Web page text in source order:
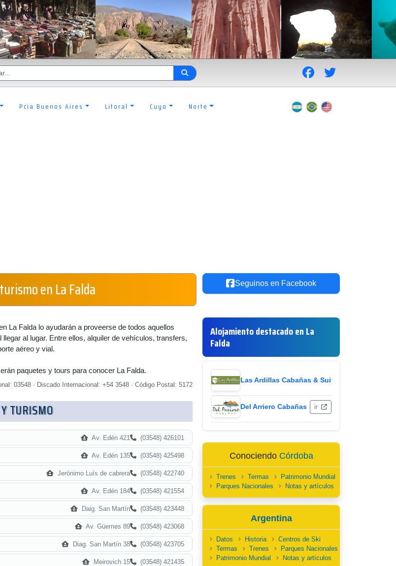
Pcia Buenos Aires Litoral Cuyo Norte
en La Falda
La Falda lo ayudarán a proveerse de todos aquellos
al lugar. Entre ellos, alquiler de vehículos, transfers,
aéreo y vial.
paquetes y tours para conocer La Falda.
03548 · Discado Internacional: +54 3548 · Código Postal: 5172
TURISMO
Av. Edén 421 (03548) 426101
Av. Edén 135 (03548) 425498
Jerónimo Luís de cabrera (03548) 422740
Av. Edén 184 (03548) 421554
Daig. San Martín (03548) 423448
Av. Güemes 89 (03548) 423068
Diag. San Martín 38 (03548) 423705
Meirovich 15 (03548) 421435
Seguinos en Facebook
Alojamiento destacado en La
Falda
Las Ardillas Cabañas & Suites
Del Arriero Cabañas ir
Conociendo Córdoba
Trenes Termas
Patrimonio Mundial
Parques Nacionales
Notas y artículos
Argentina
Datos Historia
Centros de Ski
Termas
Trenes
Parques Nacionales
Patrimonio Mundial
Notas y artículos